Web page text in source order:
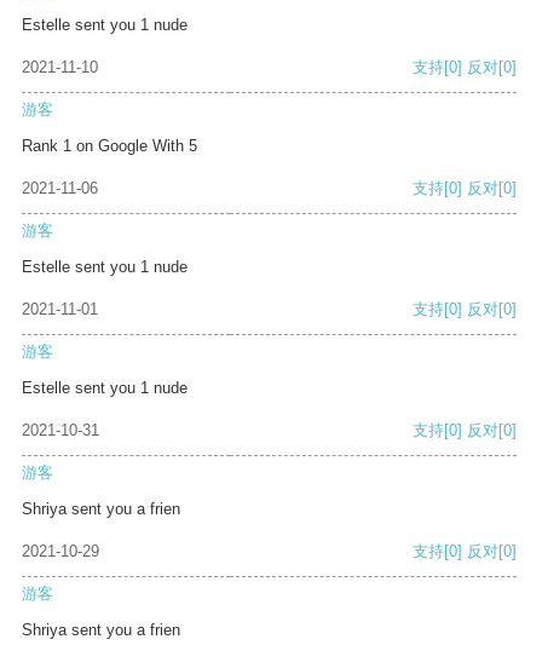
Estelle sent you 1 nude
2021-11-10 支持[0] 反对[0]
游客
Rank 1 on Google With 5
2021-11-06 支持[0] 反对[0]
游客
Estelle sent you 1 nude
2021-11-01 支持[0] 反对[0]
游客
Estelle sent you 1 nude
2021-10-31 支持[0] 反对[0]
游客
Shriya sent you a frien
2021-10-29 支持[0] 反对[0]
游客
Shriya sent you a frien